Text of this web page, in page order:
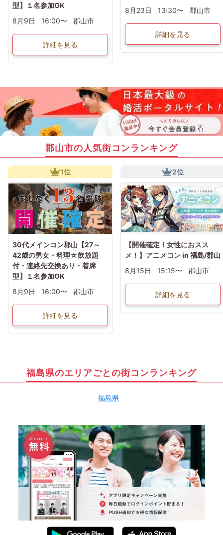
型】１名参加OK
8月9日
16:00〜 郡山市
詳細を見る
8月23日
13:30〜 郡山市
詳細を見る
郡山市の人気街コンランキング
1位
30代メインコン郡山【27～
42歳の男女・料理☆飲放題
付・連絡先交換あり・着席
型】１名参加OK
8月9日
16:00〜 郡山市
詳細を見る
2位
【開催確定！女性におスス
メ！】アニメコン in 福島/郡山
8月15日
15:15〜 郡山市
詳細を見る
福島県のエリアごとの街コンランキング
福島県